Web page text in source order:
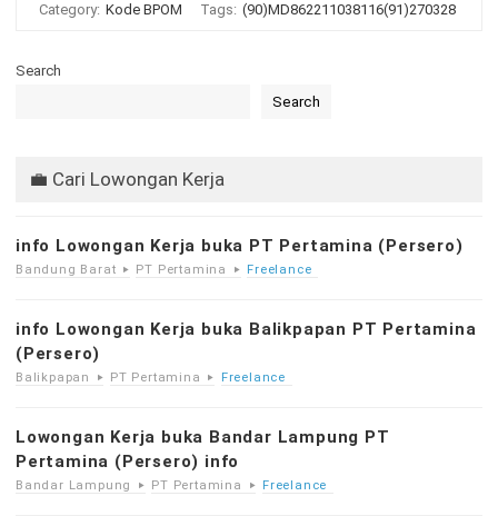
Category: Kode BPOM Tags: (90)MD862211038116(91)270328
Search
Search
💼 Cari Lowongan Kerja
info Lowongan Kerja buka PT Pertamina (Persero)
Bandung Barat PT Pertamina Freelance
info Lowongan Kerja buka Balikpapan PT Pertamina
(Persero)
Balikpapan PT Pertamina Freelance
Lowongan Kerja buka Bandar Lampung PT
Pertamina (Persero) info
Bandar Lampung PT Pertamina Freelance